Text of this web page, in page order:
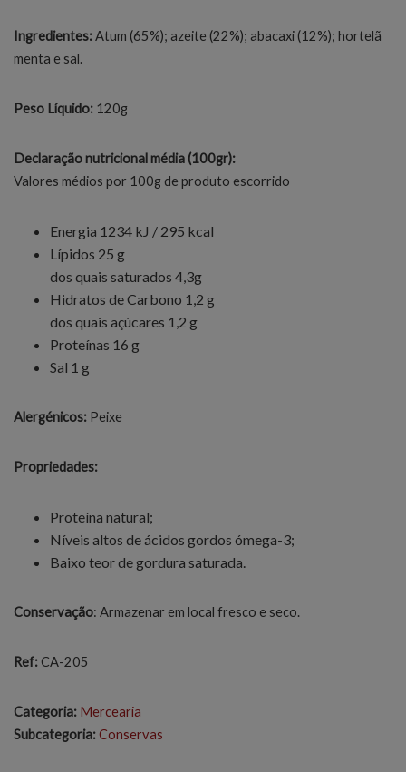
Ingredientes:Atum (65%); azeite (22%); abacaxi (12%); hortelã
menta e sal.
Peso Líquido: 120g
Declaração nutricional média (100gr):
Valores médios por 100g de produto escorrido
Energia 1234 kJ / 295 kcal
Lípidos 25 g
dos quais saturados 4,3g
Hidratos de Carbono 1,2 g
dos quais açúcares 1,2 g
Proteínas 16 g
Sal 1 g
Alergénicos: Peixe
Propriedades:
Proteína natural;
Níveis altos de ácidos gordos ómega-3;
Baixo teor de gordura saturada.
Conservação: Armazenar em local fresco e seco.
Ref:CA-205
Categoria: Mercearia
Subcategoria:Conservas